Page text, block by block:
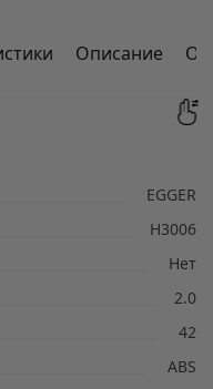
Описание
EGGER
Н3006
Нет
2.0
42
ABS